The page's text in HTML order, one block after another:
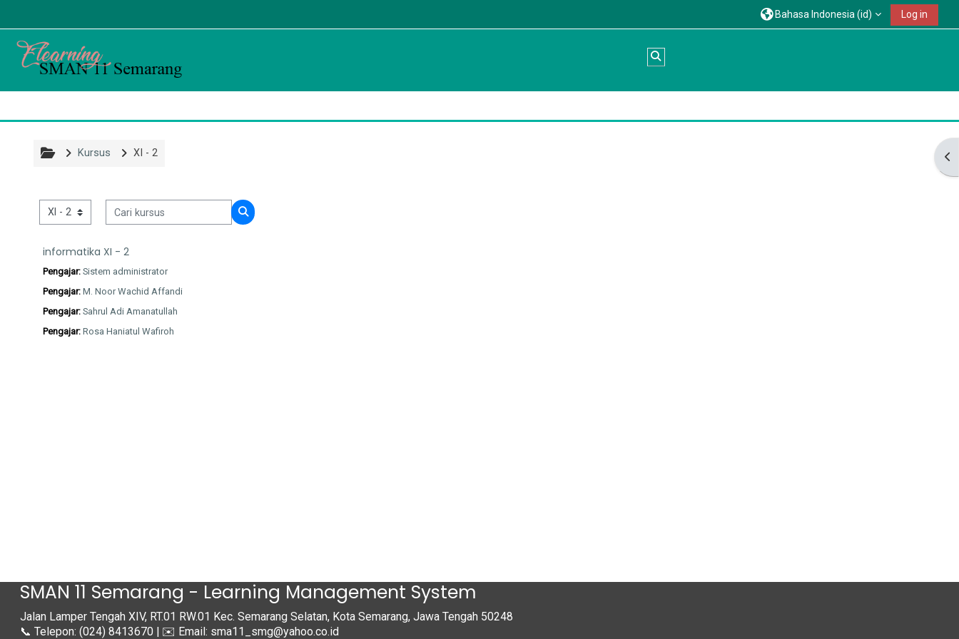
Bahasa Indonesia ‎(id)‎ Log in
Kursus XI - 2
Kategori kursus
Cari kursus
informatika XI - 2
Pengajar: Sistem administrator
Pengajar: M. Noor Wachid Affandi
Pengajar: Sahrul Adi Amanatullah
Pengajar: Rosa Haniatul Wafiroh
SMAN 11 Semarang - Learning Management System
Jalan Lamper Tengah XIV, RT.01 RW.01 Kec. Semarang Selatan, Kota Semarang, Jawa Tengah 50248
📞 Telepon: (024) 8413670 | ✉️ Email: sma11_smg@yahoo.co.id